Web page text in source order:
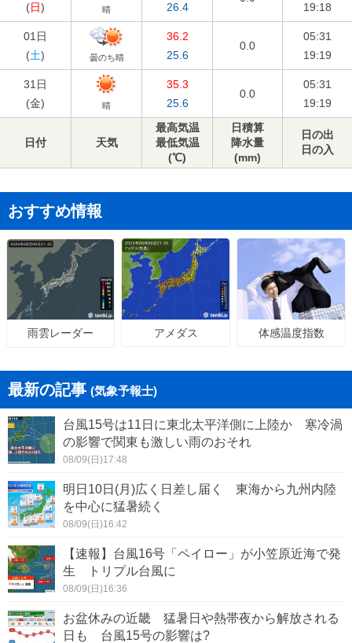
(日) 晴 26.4 19:18
01日
(土) 曇のち晴
36.2
25.6
0.0
05:31
19:19
31日
(金) 晴
35.3
25.6
0.0
05:31
19:19
日付 天気
最高気温
最低気温
(℃)
日積算
降水量
(mm)
日の出
日の入
おすすめ情報
雨雲レーダー アメダス 体感温度指数
最新の記事 (気象予報士)
台風15号は11日に東北太平洋側に上陸か 寒冷渦
の影響で関東も激しい雨のおそれ
08/09(日)17:48
明日10日(月)広く日差し届く 東海から九州内陸
を中心に猛暑続く
08/09(日)16:42
【速報】台風16号「ペイロー」が小笠原近海で発
生 トリプル台風に
08/09(日)16:36
お盆休みの近畿 猛暑日や熱帯夜から解放される
日も 台風15号の影響は?